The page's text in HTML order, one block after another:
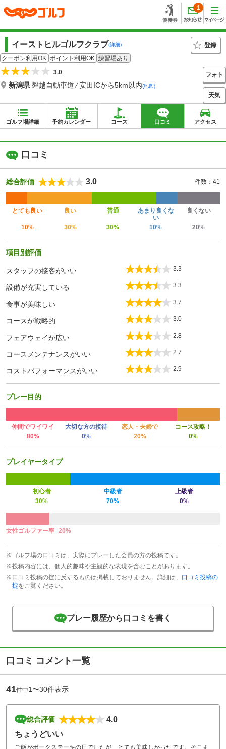
1
イーストヒルゴルフクラブ(詳細)
登録
クーポン利用OK ポイント利用OK 練習場あり
3.0
新潟県 磐越自動車道 ⁄ 安田ICから5km以内(地図)
フォト
天気
ゴルフ場詳細 予約カレンダー コース 口コミ アクセス
口コミ
総合評価 3.0 件数：41
とても良い 良い 普通
あまり良くな
い
良くない
10% 30% 30% 10% 20%
項目別評価
スタッフの接客がいい 3.3
設備が充実している 3.3
食事が美味しい 3.7
コースが戦略的 3.0
フェアウェイが広い 2.8
コースメンテナンスがいい 2.7
コストパフォーマンスがいい 2.9
プレー目的
仲間でワイワイ 大切な方の接待 恋人・夫婦で
コース攻略！
80%
0% 20% 0%
プレイヤータイプ
初心者 中級者
上級者
30%
70% 0%
女性ゴルファー率 20%
※ゴルフ場の口コミは、実際にプレーした会員の方の投稿です。
※投稿内容には、個人的趣味や主観的な表現を含むことがあります。
※口コミ投稿の掟に反するものは掲載しておりません。詳細は、 口コミ投稿の
掟をご覧ください。
プレー履歴から口コミを書く
口コミ コメント一覧
41件中1〜30件表示
総合評価
4.0
ちょうどいい
ご飯がポークステーキの日でしたが、とても美味しかったです。そこま